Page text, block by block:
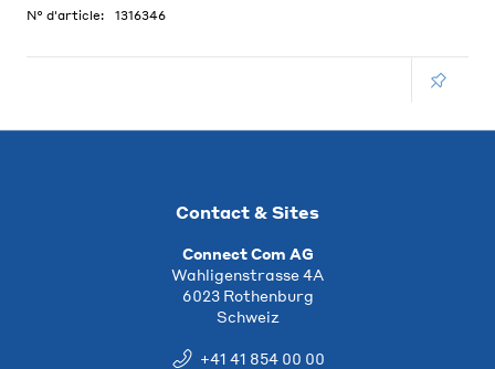
N° d'article: 1316346
Contact & Sites
Connect Com AG
Wahligenstrasse 4A
6023 Rothenburg
Schweiz
+41 41 854 00 00